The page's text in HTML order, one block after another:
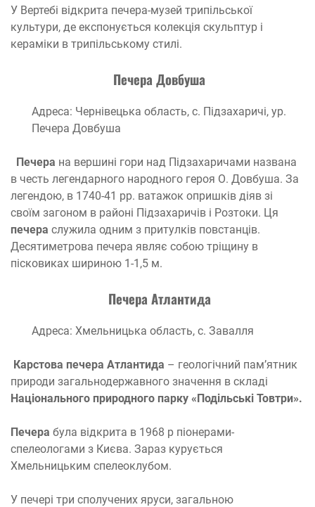
У Вертебі відкрита печера-музей трипільської
культури, де експонується колекція скульптур і
кераміки в трипільському стилі.
Печера Довбуша
Адреса: Чернівецька область, с. Підзахаричі, ур.
Печера Довбуша
Печера на вершині гори над Підзахаричами названа
в честь легендарного народного героя О. Довбуша. За
легендою, в 1740-41 рр. ватажок опришків діяв зі
своїм загоном в районі Підзахаричів і Розтоки. Ця
печера служила одним з притулків повстанців.
Десятиметрова печера являє собою тріщину в
пісковиках шириною 1-1,5 м.
Печера Атлантида
Адреса: Хмельницька область, с. Завалля
Карстова печера Атлантида – геологічний пам’ятник
природи загальнодержавного значення в складі
Національного природного парку «Подільські Товтри».
Печера була відкрита в 1968 р піонерами-
спелеологами з Києва. Зараз курується
Хмельницьким спелеоклубом.
У печері три сполучених яруси, загальною